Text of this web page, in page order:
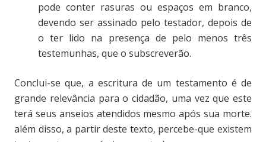
pode conter rasuras ou espaços em branco,
devendo ser assinado pelo testador, depois de
o ter lido na presença de pelo menos três
testemunhas, que o subscreverão.
Conclui-se que, a escritura de um testamento é de
grande relevância para o cidadão, uma vez que este
terá seus anseios atendidos mesmo após sua morte.
além disso, a partir deste texto, percebe-que existem